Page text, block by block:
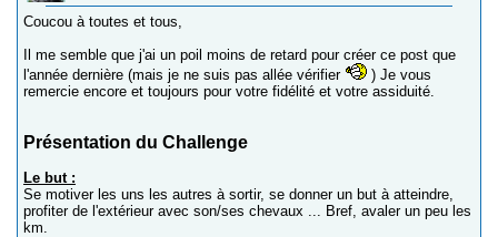
Coucou à toutes et tous,
Il me semble que j'ai un poil moins de retard pour créer ce post que
l'année dernière (mais je ne suis pas allée vérifier
) Je vous
remercie encore et toujours pour votre fidélité et votre assiduité.
Présentation du Challenge
Le but :
Se motiver les uns les autres à sortir, se donner un but à atteindre,
profiter de l'extérieur avec son/ses chevaux ... Bref, avaler un peu les
km.